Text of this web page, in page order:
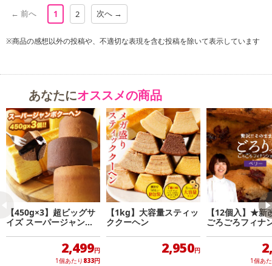
合がございます。
また、[新たな加工食品の原料原産地表示制度]の経過措置期間の終
合がございます。
によるお申込み後のキャンセル・返品交換は対応いたしかねます。
【お支払いについて】
※送料はお試し費用に含まれております。
※d払い、PayPay、au PAY、au PAY(auかんたん決済)、ソフトバン
クまとめて支払い、楽天ペイ、メルペイ、AEON Pay、Amazon Pa
yでお支払いの場合、決済のため外部サイトへ遷移します。
※予約商品は決済手段ごとに定められた決済期限日にお支払いを完
了することがございます。ご了承いただいたうえでお申し込みくだ
さい。
発送日カレンダー
← 前へ 1 2 次へ →
※商品の感想以外の投稿や、不適切な表現を含む投稿を除いて表示しています
あなたにオススメの商品
【450g×3】超ビッグサ
イズ スーパージャンボ
ープル・キャラメル味)
2,499円
1個あたり 833円
【1kg】大容量スティッ
ククーヘン
2,950円
【12個入】★
ごろごろフィナ
1個あ